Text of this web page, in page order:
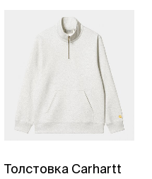
Толстовка Carhartt